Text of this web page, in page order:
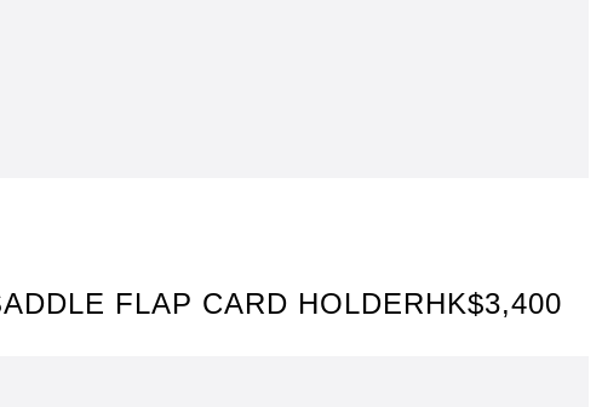
FLAP CARD HOLDERHK$3,400